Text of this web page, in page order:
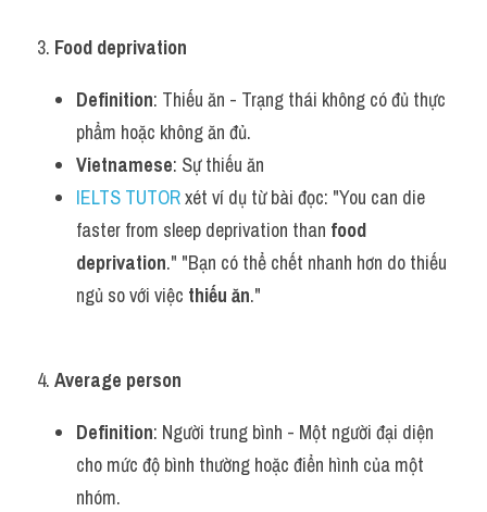
3. Food deprivation
Definition: Thiếu ăn - Trạng thái không có đủ thực
phẩm hoặc không ăn đủ.
Vietnamese: Sự thiếu ăn
IELTS TUTOR xét ví dụ từ bài đọc: "You can die
faster from sleep deprivation than food
deprivation." "Bạn có thể chết nhanh hơn do thiếu
ngủ so với việc thiếu ăn."
4. Average person
Definition: Người trung bình - Một người đại diện
cho mức độ bình thường hoặc điển hình của một
nhóm.